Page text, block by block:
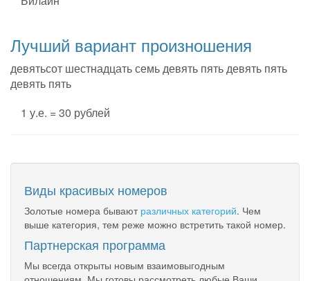
Лучший вариант произношения
девятьсот шестнадцать семь девять пять девять пять
девять пять
1 у.е. = 30 рублей
Виды красивых номеров
Золотые номера бывают различных категорий. Чем
выше категория, тем реже можно встретить такой номер.
Партнерская программа
Мы всегда открыты новым взаимовыгодным